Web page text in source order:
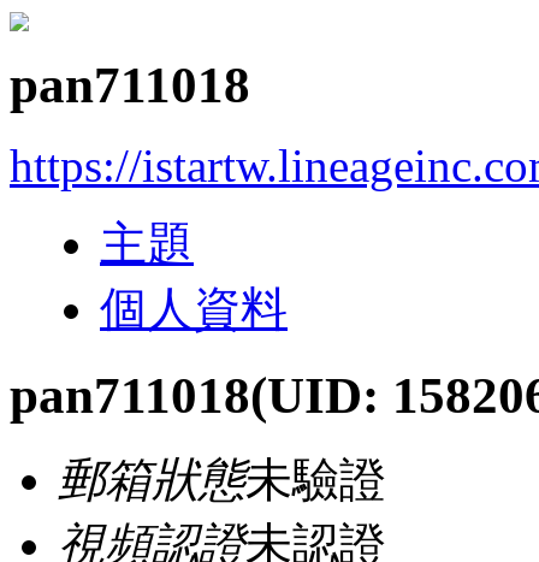
pan711018
https://
主題
個人資料
pan711018(UID:
郵箱狀態未驗證
視頻認證未認證